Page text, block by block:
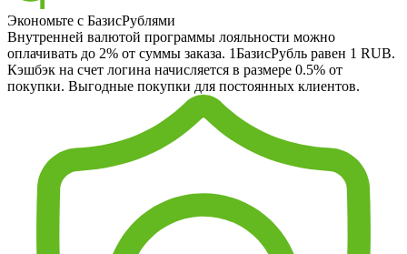
Экономьте с БазисРублями
Внутренней валютой программы лояльности можно
оплачивать до 2% от суммы заказа. 1БазисРубль равен 1 RUB.
Кэшбэк на счет логина начисляется в размере 0.5% от
покупки. Выгодные покупки для постоянных клиентов.